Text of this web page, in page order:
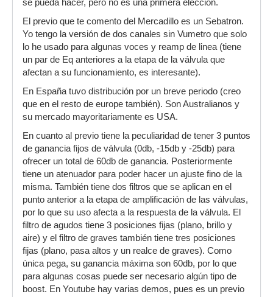
se pueda hacer, pero no es una primera elección.
El previo que te comento del Mercadillo es un Sebatron.
Yo tengo la versión de dos canales sin Vumetro que solo
lo he usado para algunas voces y reamp de linea (tiene
un par de Eq anteriores a la etapa de la válvula que
afectan a su funcionamiento, es interesante).
En España tuvo distribución por un breve periodo (creo
que en el resto de europe también). Son Australianos y
su mercado mayoritariamente es USA.
En cuanto al previo tiene la peculiaridad de tener 3 puntos
de ganancia fijos de válvula (0db, -15db y -25db) para
ofrecer un total de 60db de ganancia. Posteriormente
tiene un atenuador para poder hacer un ajuste fino de la
misma. También tiene dos filtros que se aplican en el
punto anterior a la etapa de amplificación de las válvulas,
por lo que su uso afecta a la respuesta de la válvula. El
filtro de agudos tiene 3 posiciones fijas (plano, brillo y
aire) y el filtro de graves también tiene tres posiciones
fijas (plano, pasa altos y un realce de graves). Como
única pega, su ganancia máxima son 60db, por lo que
para algunas cosas puede ser necesario algún tipo de
boost. En Youtube hay varias demos, pues es un previo